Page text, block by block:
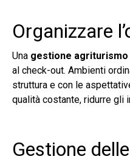
Organizzare
Una gestione agriturismo
al check-out. Ambienti
struttura e con le
qualità costante, ridurre gli
Gestione